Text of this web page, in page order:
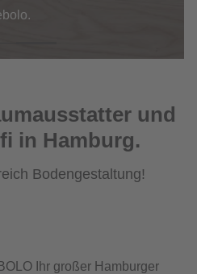
und
in Hamburg.
Bodengestaltung!
Ihr großer Hamburger